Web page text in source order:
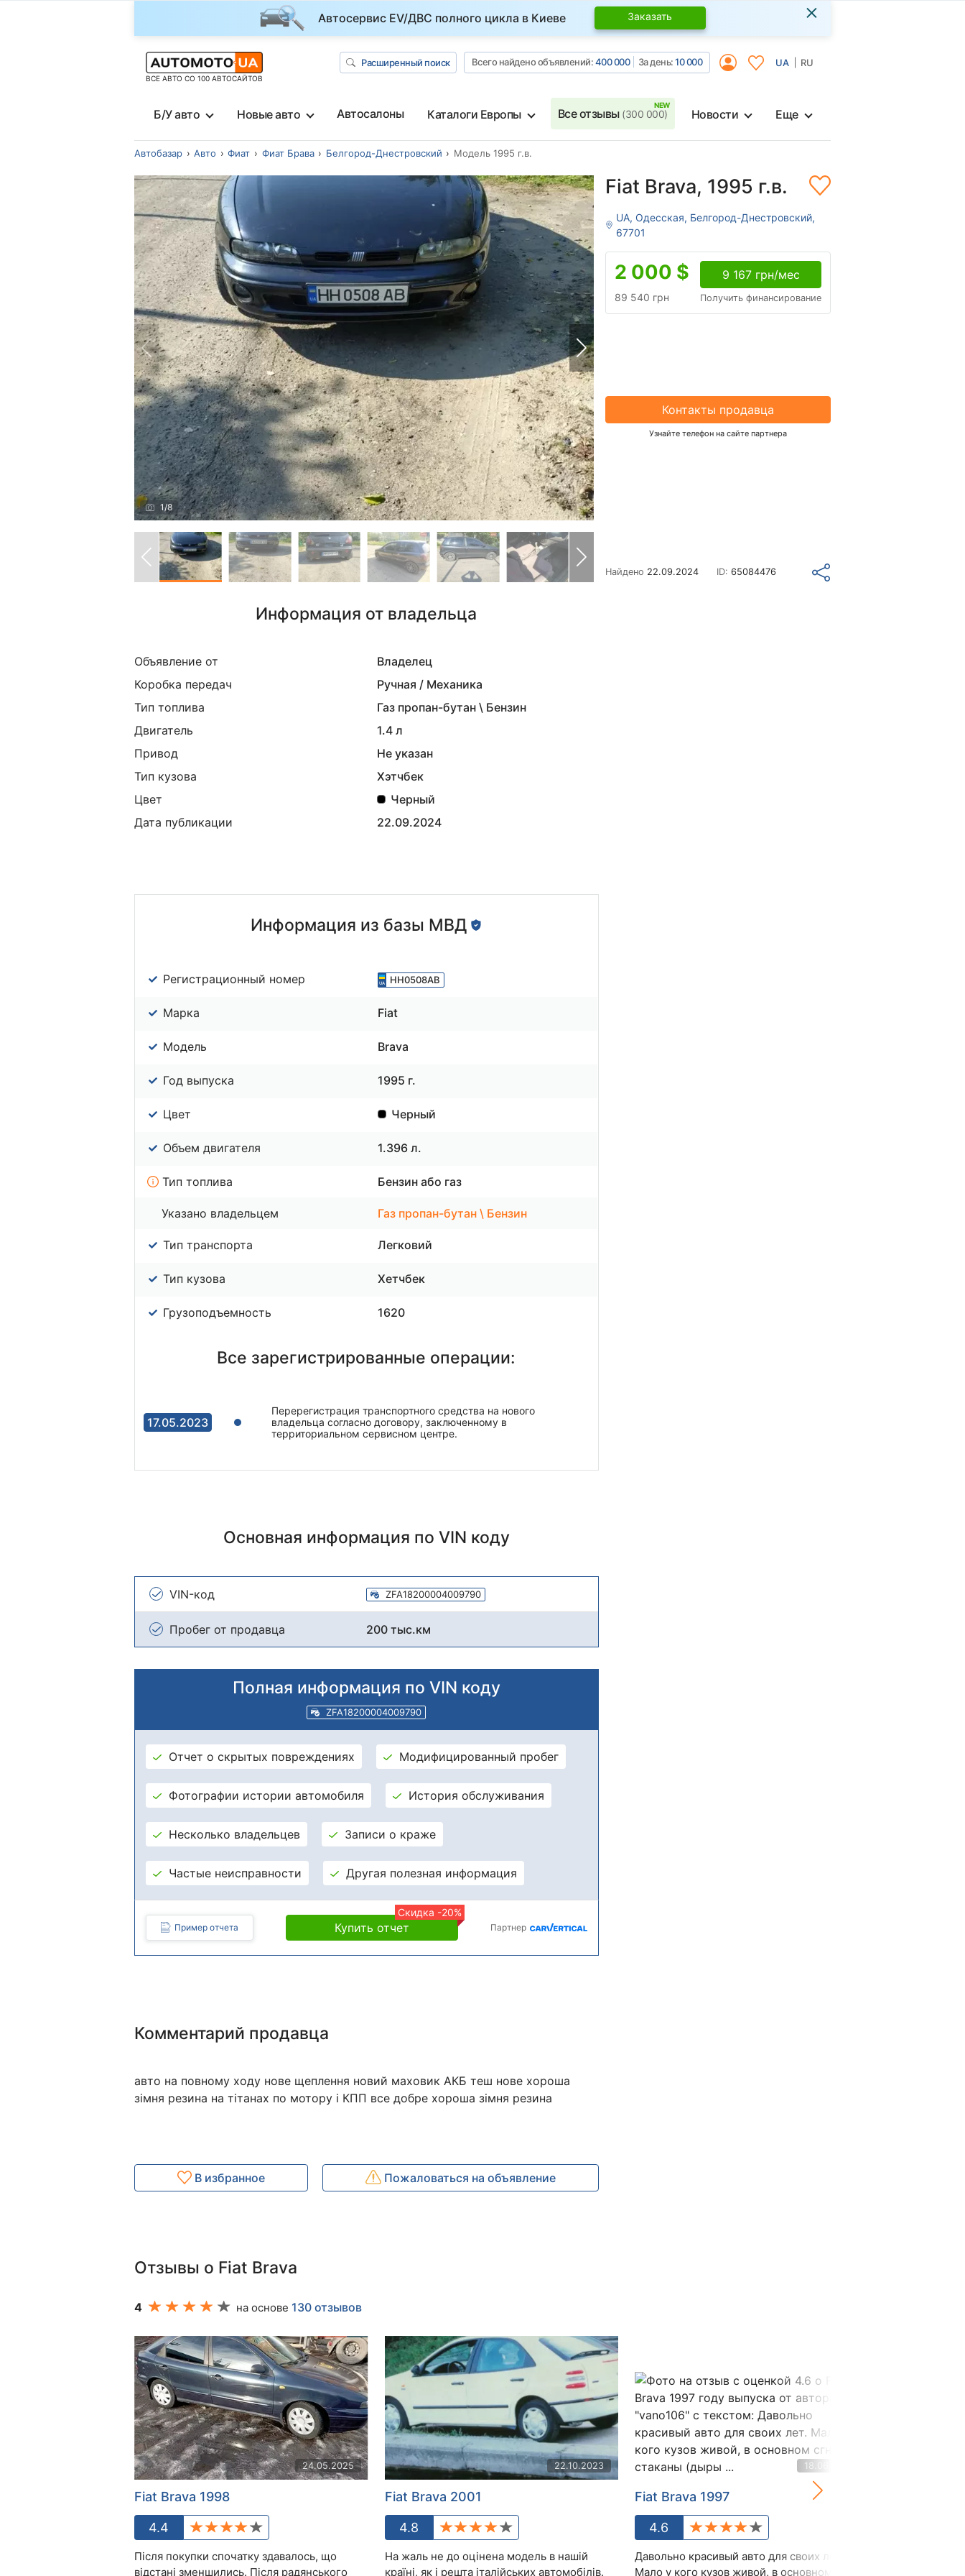
Автосервис EV/ДВС полного цикла в Киеве Заказать ×
ВСЕ АВТО СО 100 АВТОСАЙТОВ
Расширенный поиск Всего найдено объявлений:400 000 За день:10 000 UA RU
Б/У авто Новые авто Автосалоны Каталоги Европы Все отзывы (300 000) Новости Еще
Автобазар Авто Фиат Фиат Брава Белгород-Днестровский Модель 1995 г.в.
1/8
Fiat Brava, 1995 г.в.
UA, Одесская, Белгород-Днестровский,
67701
2 000 $
89 540 грн
9 167 грн/мес
Получить финансирование
Контакты продавца
Узнайте телефон на сайте партнера
Найдено 22.09.2024 ID: 65084476
Информация от владельца
Объявление от
Владелец
Коробка передач
Ручная / Механика
Тип топлива
Газ пропан-бутан \ Бензин
Двигатель
1.4 л
Привод
Не указан
Тип кузова
Хэтчбек
Цвет
Черный
Дата публикации
22.09.2024
Информация из базы МВД
Регистрационный номер HH0508AB
Марка Fiat
Модель Brava
Год выпуска 1995 г.
Цвет Черный
Объем двигателя 1.396 л.
Тип топлива Бензин або газ
Указано владельцем Газ пропан-бутан \ Бензин
Тип транспорта Легковий
Тип кузова Хетчбек
Грузоподъемность 1620
Все зарегистрированные операции:
17.05.2023
Перерегистрация транспортного средства на нового
владельца согласно договору, заключенному в
территориальном сервисном центре.
Основная информация по VIN коду
VIN-код ZFA18200004009790
Пробег от продавца 200 тыс.км
Полная информация по VIN коду
ZFA18200004009790
Отчет о скрытых повреждениях Модифицированный пробег
Фотографии истории автомобиля История обслуживания
Несколько владельцев Записи о краже
Частые неисправности Другая полезная информация
Пример отчета
Скидка -20%
Купить отчет Партнер
Комментарий продавца
авто на повному ходу нове щеплення новий маховик АКБ теш нове хороша
зімня резина на тітанах по мотору і КПП все добре хороша зімня резина
В избранное Пожаловаться на объявление
Отзывы о Fiat Brava
4 на основе 130 отзывов
24.05.2025
Fiat Brava 1998
4.4
Після покупки спочатку здавалось, що
відстані зменшились. Після радянського
22.10.2023
Fiat Brava 2001
4.8
На жаль не до оцінена модель в нашій
країні, як і решта італійських автомобілів.
18.06.2023
Fiat Brava 1997
4.6
Давольно красивый авто для своих лет.
Мало у кого кузов живой, в основном